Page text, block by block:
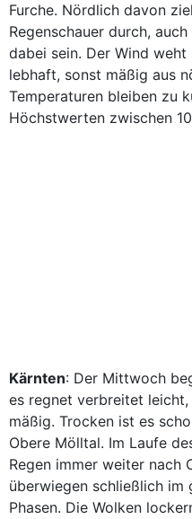
Furche. Nördlich davon
Regenschauer durch,
dabei sein. Der Wind
lebhaft, sonst mäßig aus
Temperaturen bleiben zu
Höchstwerten zwischen
Kärnten: Der Mittwoch
es regnet verbreitet
mäßig. Trocken ist es
Obere Mölltal. Im Laufe
Regen immer weiter nach
überwiegen schließlich im
Phasen. Die Wolken